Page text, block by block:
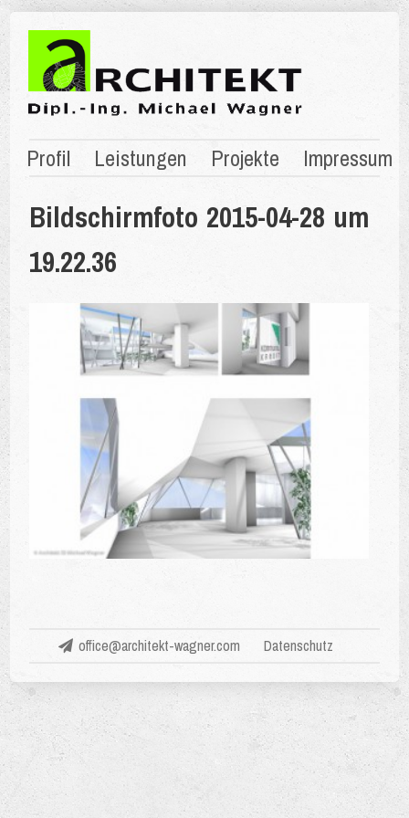
Profil Leistungen Projekte Impressum
Bildschirmfoto 2015-04-28 um
19.22.36
office@architekt-wagner.com Datenschutz